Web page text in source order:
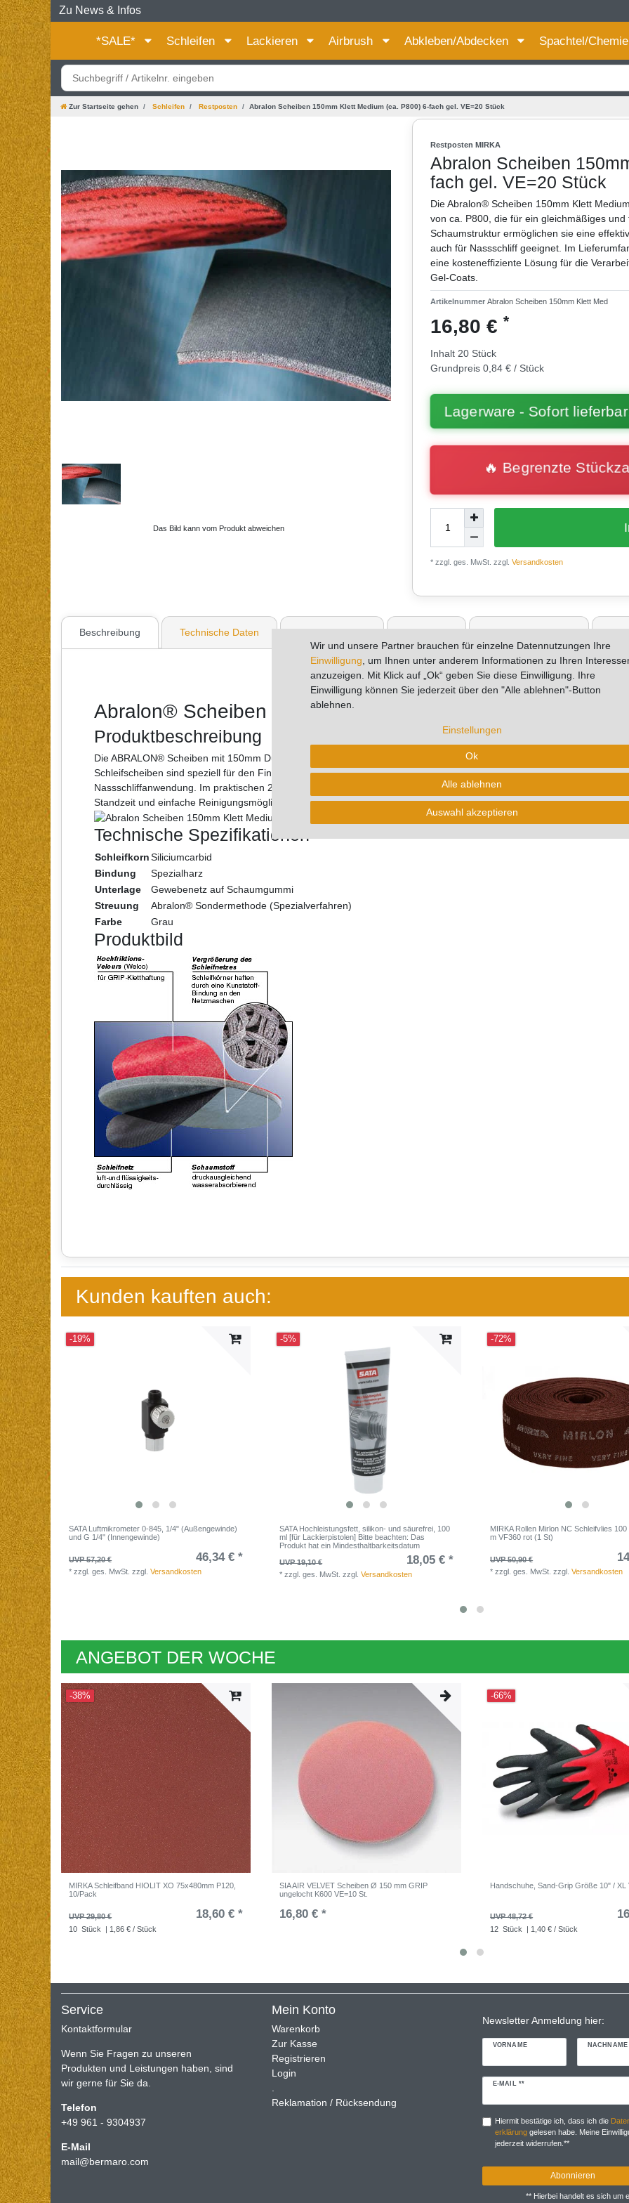
Zu News & Infos
Für bessere Preise HIER registrieren!
*SALE* Schleifen Lackieren Airbrush Abkleben/Abdecken Spachtel/Chemie
Zur Startseite gehen Schleifen Restposten Abralon Scheiben 150mm Klett Medium (ca. P800) 6-fach gel. VE=20 Stück
Das Bild kann vom Produkt abweichen
Restposten MIRKA
Abralon Scheiben
fach gel. VE=20 Stück
Die Abralon® Scheiben 150mm Klett
von ca. P800, die für ein gleichmäßiges
Schaumstruktur ermöglichen sie eine
auch für Nassschliff geeignet. Im
eine kosteneffiziente Lösung für die
Gel-Coats.
Artikelnummer Abralon Scheiben 150mm Klett Med
16,80 € *
Inhalt 20 Stück
Grundpreis 0,84 € / Stück
Lagerware - Sofort
🔥 Begrenzte
* zzgl. ges. MwSt. zzgl. Versandkosten
Beschreibung Technische Daten
Abralon® Scheiben 150mm Klett Medium (ca. P800) - 20er
Produktbeschreibung
Die ABRALON® Scheiben mit 150mm Durchmesser und Klettverschluss bieten ein Medium-Körnungsequivalent von
Schleifscheiben sind speziell für den Finishschliff konzipiert und ermöglichen durch ihre einzigartige Netz- und
Nassschliffanwendung. Im praktischen 20er-Set eignen sie sich hervorragend für Hochglanzlacke, Mineralwerkstoffe
Standzeit und einfache Reinigungsmöglichkeit eine kosteneffiziente Arbeitsweise.
Technische Spezifikationen
SchleifkornSiliciumcarbid
Bindung
Spezialharz
Unterlage
Gewebenetz auf Schaumgummi
Streuung
Abralon® Sondermethode (Spezialverfahren)
Farbe
Grau
Produktbild
Kunden kauften auch:
-19%
SATA Luftmikrometer 0-845, 1/4" (Außengewinde)
und G 1/4" (Innengewinde)
UVP 57,20 € 46,34 € *
*zzgl. ges. MwSt. zzgl.Versandkosten
-5%
SATA Hochleistungsfett, silikon- und säurefrei, 100
ml [für Lackierpistolen] Bitte beachten: Das
Produkt hat ein Mindesthaltbarkeitsdatum
UVP 19,10 €
18,05 € *
*zzgl. ges. MwSt. zzgl.Versandkosten
-72%
MIRKA Rollen Mirlon NC Schleifvlies
m VF360 rot (1 St)
UVP 50,90 €
*zzgl. ges. MwSt. zzgl.Versandkosten
ANGEBOT DER WOCHE
-38%
MIRKA Schleifband HIOLIT XO 75x480mm P120,
10/Pack
UVP 29,80 € 18,60 € *
10 Stück | 1,86 € / Stück
SIA AIR VELVET Scheiben Ø 150 mm GRIP
ungelocht K600 VE=10 St.
16,80 € *
-66%
Handschuhe, Sand-Grip Größe 10" / XL
UVP 48,72 €
12 Stück | 1,40 € / Stück
Service
Kontaktformular
Wenn Sie Fragen zu unseren
Produkten und Leistungen haben, sind
wir gerne für Sie da.
Telefon
+49 961 - 9304937
E-Mail
mail@bermaro.com
Mein Konto
Warenkorb
Zur Kasse
Registrieren
Login
Reklamation / Rücksendung
Newsletter Anmeldung hier:
VORNAME NACHNAME
E-MAIL **
Newsletter
Hiermit bestätige ich, dass ich die
erklärunggelesen habe. Meine
jederzeit widerrufen.**
Abonnieren
** Hierbei handelt es sich um
Wir und unsere Partner brauchen für einzelne Datennutzungen Ihre
Einwilligung, um Ihnen unter anderem Informationen zu Ihren
anzuzeigen. Mit Klick auf „Ok“ geben Sie diese Einwilligung. Ihre
Einwilligung können Sie jederzeit über den "Alle ablehnen"-Button
ablehnen.
Einstellungen
Ok
Alle ablehnen
Auswahl akzeptieren